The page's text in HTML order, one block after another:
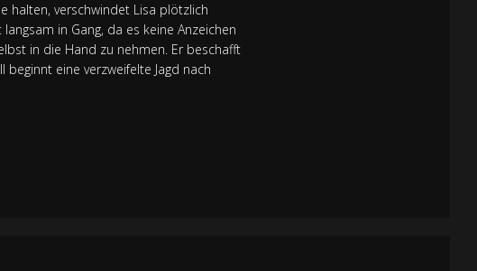
halten, verschwindet Lisa plötzlich
in Gang, da es keine Anzeichen
in die Hand zu nehmen. Er beschafft
eine verzweifelte Jagd nach